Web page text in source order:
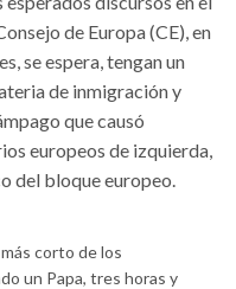
de Europa (CE), en
se espera, tengan un
de inmigración y
que causó
europeos de izquierda,
del bloque europeo.
corto de los
un Papa, tres horas y